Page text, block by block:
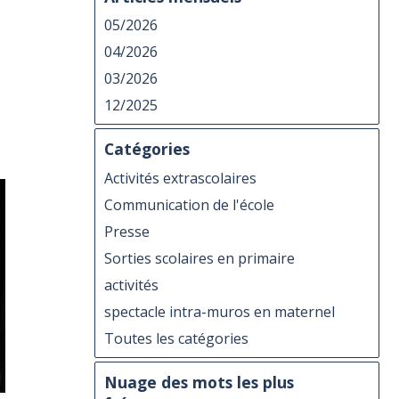
05/2026
04/2026
03/2026
12/2025
Catégories
Activités extrascolaires
Communication de l'école
Presse
Sorties scolaires en primaire
activités
spectacle intra-muros en maternel
Toutes les catégories
Nuage des mots les plus